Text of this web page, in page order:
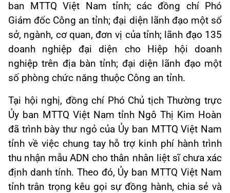
ban MTTQ Việt Nam tỉnh; các đồng chí Phó
Giám đốc Công an tỉnh; đại diện lãnh đạo một số
sở, ngành, cơ quan, đơn vị của tỉnh; lãnh đạo 135
doanh nghiệp đại diện cho Hiệp hội doanh
nghiệp trên địa bàn tỉnh; đại diện lãnh đạo một
số phòng chức năng thuộc Công an tỉnh.
Tại hội nghị, đồng chí Phó Chủ tịch Thường trực
Ủy ban MTTQ Việt Nam tỉnh Ngô Thị Kim Hoàn
đã trình bày thư ngỏ của Ủy ban MTTQ Việt Nam
tỉnh về việc chung tay hỗ trợ kinh phí hành trình
thu nhận mẫu ADN cho thân nhân liệt sĩ chưa xác
định danh tính. Theo đó, Ủy ban MTTQ Việt Nam
tỉnh trân trọng kêu gọi sự đồng hành, chia sẻ và